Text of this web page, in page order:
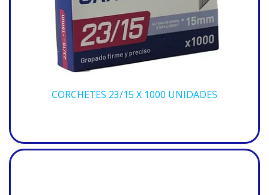
CORCHETES 23/15 X 1000 UNIDADES